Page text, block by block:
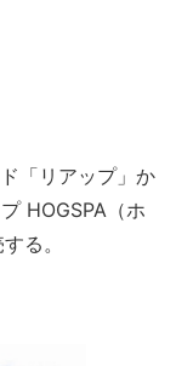
「リアップ」か
HOGSPA（ホ
る。